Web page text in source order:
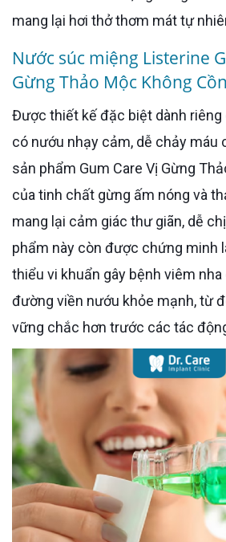
mang lại hơi thở thơm mát tự
Nước súc miệng Listerine
Gừng Thảo Mộc Không Cồn
Được thiết kế đặc biệt dành riêng cho những người
có nướu nhạy cảm, dễ chảy máu
sản phẩm Gum Care Vị Gừng
của tinh chất gừng ấm nóng và
mang lại cảm giác thư giãn, dễ
phẩm này còn được chứng minh
thiểu vi khuẩn gây bệnh viêm
đường viền nướu khỏe mạnh, từ
vững chắc hơn trước các tác